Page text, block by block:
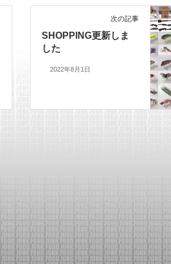
次の記事
SHOPPING更新しま
した
2022年8月1日